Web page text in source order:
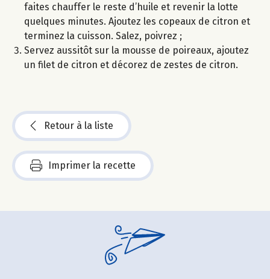
faites chauffer le reste d’huile et revenir la lotte
quelques minutes. Ajoutez les copeaux de citron et
terminez la cuisson. Salez, poivrez ;
Servez aussitôt sur la mousse de poireaux, ajoutez
un filet de citron et décorez de zestes de citron.
Retour à la liste
Imprimer la recette